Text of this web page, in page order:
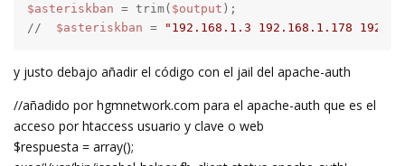
$asteriskban = trim( $output );
// $asteriskban = "192.168.1.3 192.168.1.178
y justo debajo añadir el código con el jail del apache-auth
//añadido por hgmnetwork.com para el apache-auth que es el
acceso por htaccess usuario y clave o web
$respuesta = array();